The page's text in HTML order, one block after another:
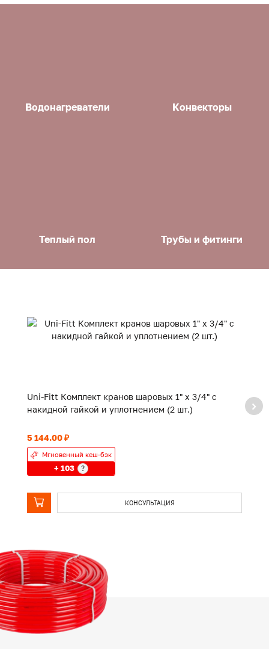
Водонагреватели Конвекторы
Теплый пол Трубы и фитинги
Uni-Fitt Комплект кранов шаровых 1" x 3/4" с
накидной гайкой и уплотнением (2 шт.)
5 144.00 ₽
Мгновенный кеш-бэк
+ 103 ?
КОНСУЛЬТАЦИЯ